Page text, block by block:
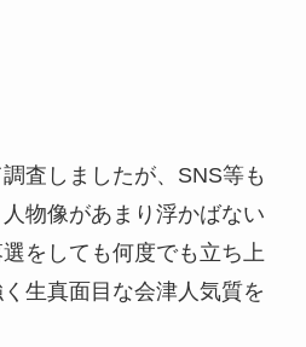
査しましたが、SNS等も
物像があまり浮かばない
をしても何度でも立ち上
生真面目な会津人気質を